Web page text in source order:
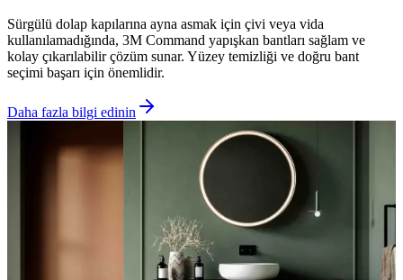
Sürgülü dolap kapılarına ayna asmak için çivi veya vida
kullanılamadığında, 3M Command yapışkan bantları sağlam ve
kolay çıkarılabilir çözüm sunar. Yüzey temizliği ve doğru bant
seçimi başarı için önemlidir.
Daha fazla bilgi edinin